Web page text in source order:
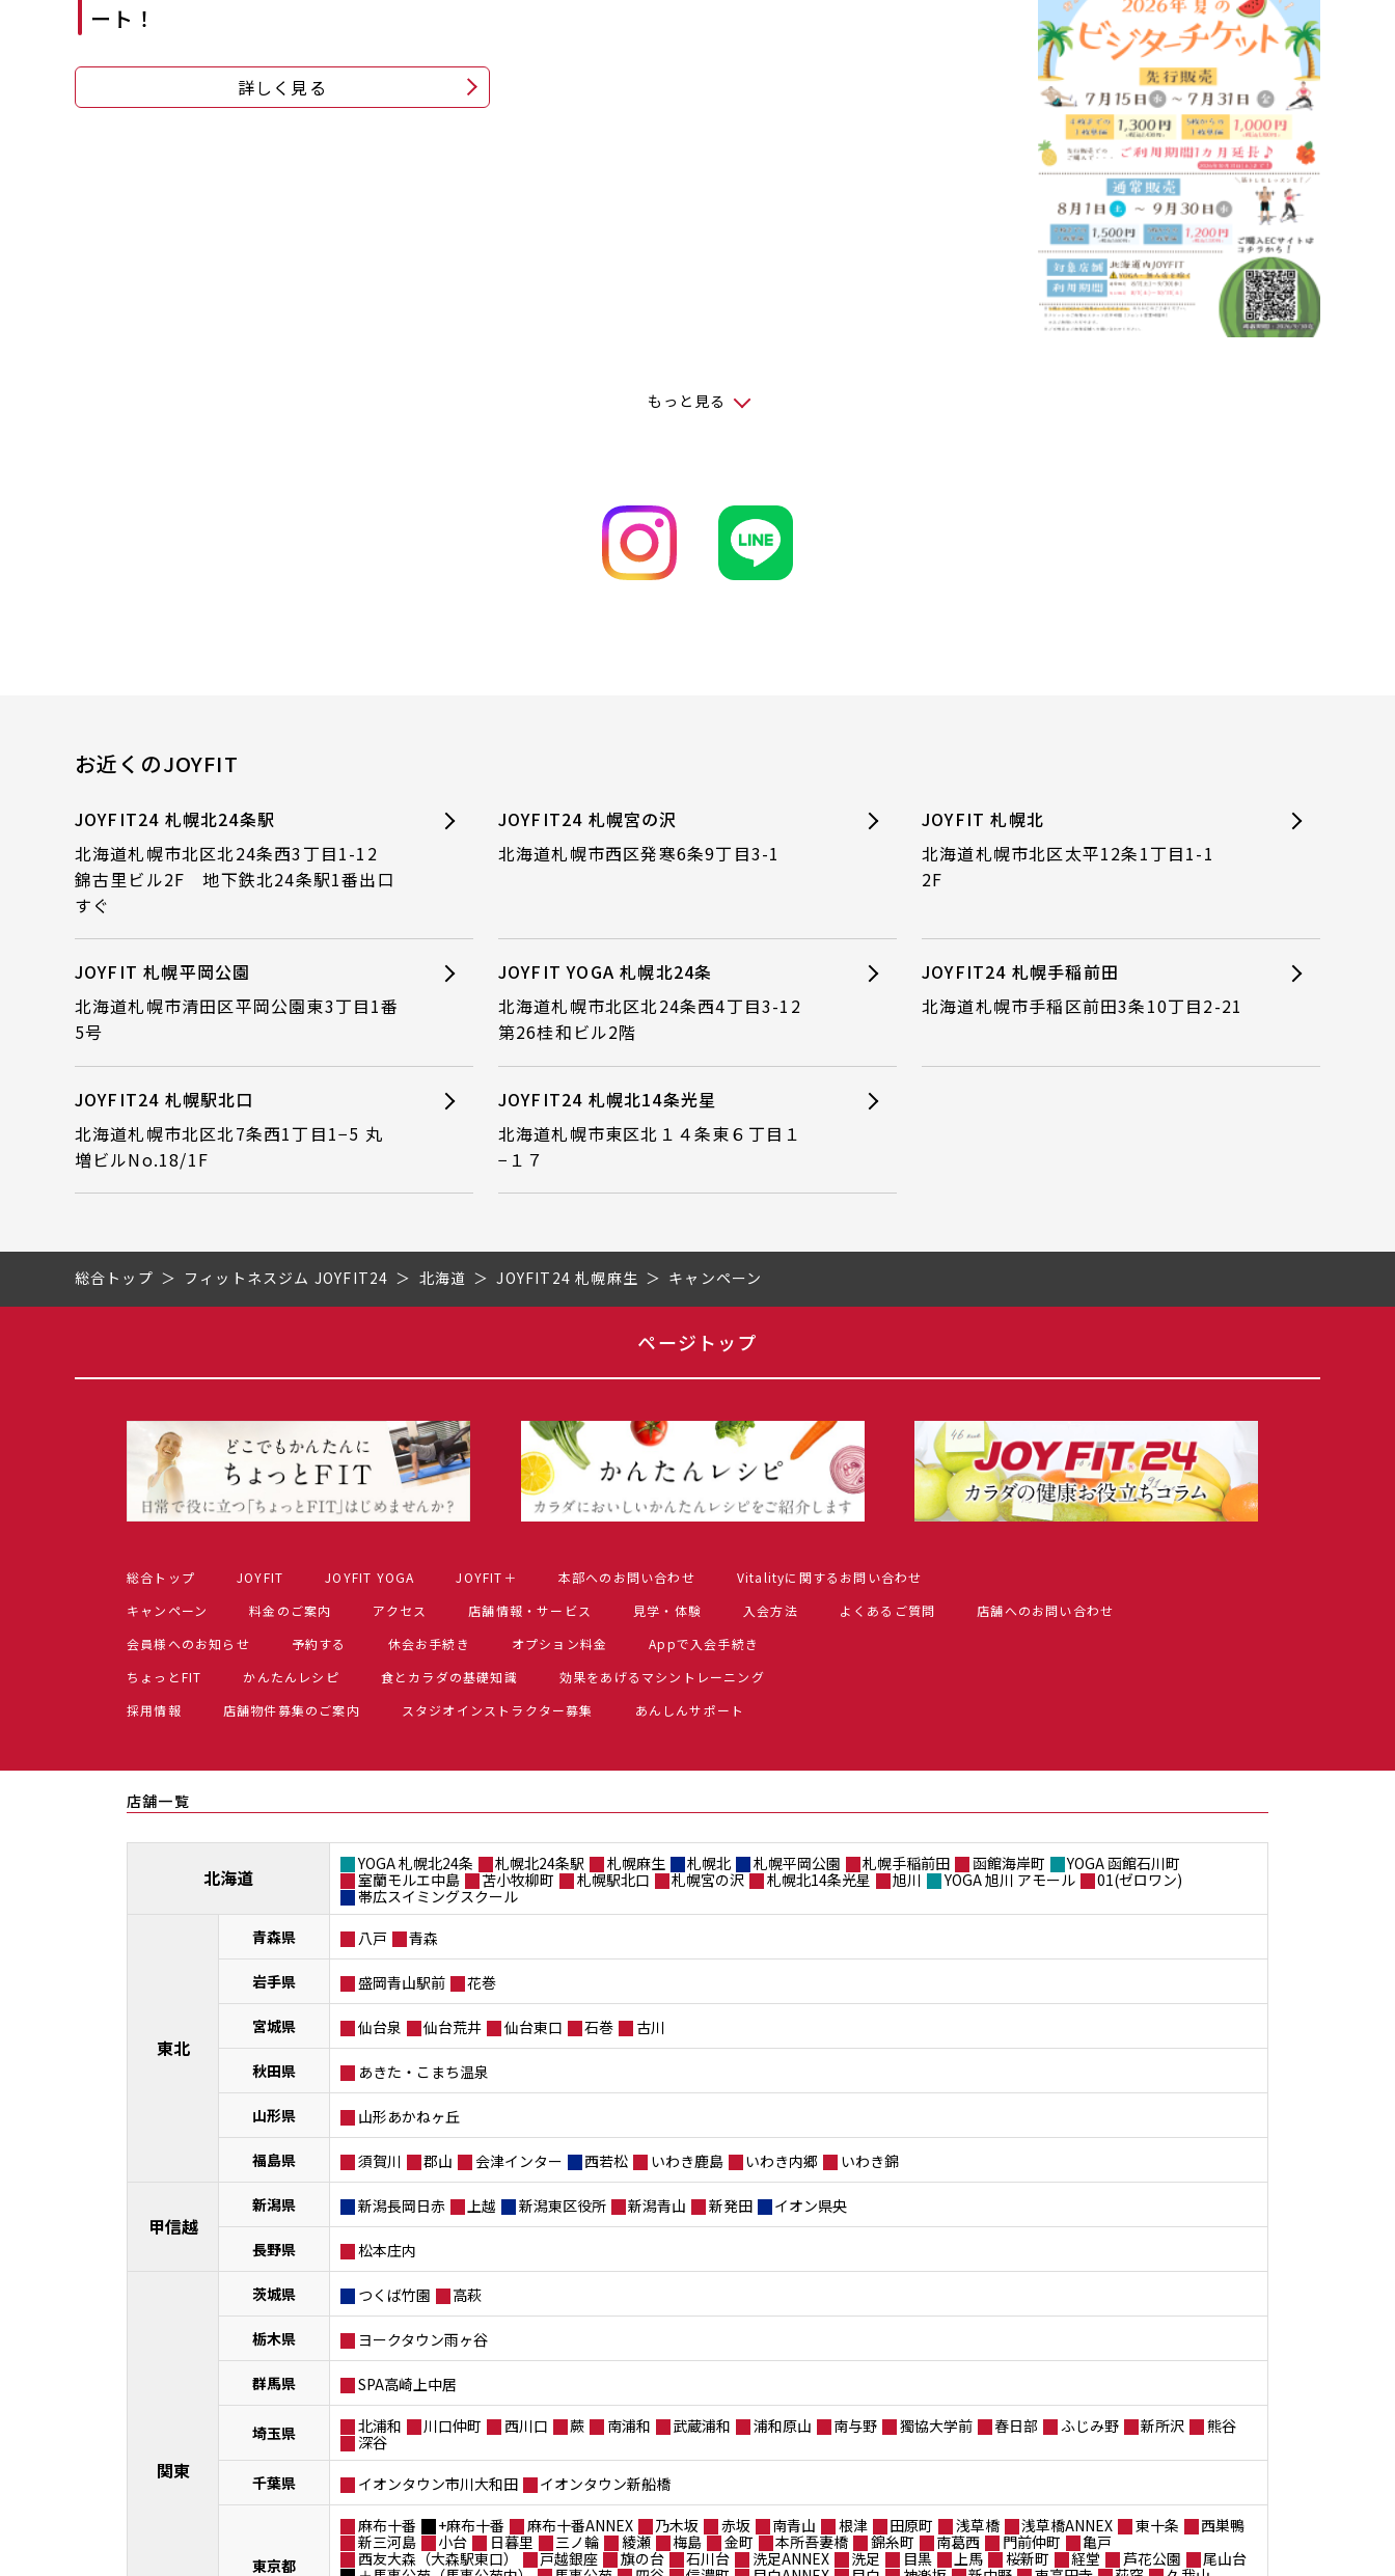
ート！
詳しく見る
もっと見る
お近くのJOYFIT
JOYFIT24 札幌北24条駅
北海道札幌市北区北24条西3丁目1-12
錦古里ビル2F 地下鉄北24条駅1番出口
すぐ
JOYFIT24 札幌宮の沢
北海道札幌市西区発寒6条9丁目3-1
JOYFIT 札幌北
北海道札幌市北区太平12条1丁目1-1
2F
JOYFIT 札幌平岡公園
北海道札幌市清田区平岡公園東3丁目1番
5号
JOYFIT YOGA 札幌北24条
北海道札幌市北区北24条西4丁目3-12
第26桂和ビル2階
JOYFIT24 札幌手稲前田
北海道札幌市手稲区前田3条10丁目2-21
JOYFIT24 札幌駅北口
北海道札幌市北区北7条西1丁目1−5 丸
増ビルNo.18/1F
JOYFIT24 札幌北14条光星
北海道札幌市東区北１４条東６丁目１
−１７
総合トップ フィットネスジム JOYFIT24 北海道 JOYFIT24 札幌麻生 キャンペーン
ページトップ
総合トップ JOYFIT JOYFIT YOGA JOYFIT＋ 本部へのお問い合わせ
Vitalityに関するお問い合わせ
キャンペーン
料金のご案内 アクセス 店舗情報・サービス 見学・体験 入会方法 よくあるご質問
店舗へのお問い合わせ
会員様へのお知らせ
予約する 休会お手続き オプション料金
Appで入会手続き
ちょっとFIT
かんたんレシピ 食とカラダの基礎知識
効果をあげるマシントレーニング
採用情報
店舗物件募集のご案内 スタジオインストラクター募集 あんしんサポート
店舗一覧
北海道
YOGA 札幌北24条 札幌北24条駅 札幌麻生 札幌北 札幌平岡公園 札幌手稲前田 函館海岸町
YOGA 函館石川町
室蘭モルエ中島
苫小牧柳町 札幌駅北口 札幌宮の沢 札幌北14条光星 旭川 YOGA 旭川 アモール
01(ゼロワン)
帯広スイミングスクール
東北
青森県 八戸 青森
岩手県 盛岡青山駅前 花巻
宮城県 仙台泉 仙台荒井 仙台東口 石巻 古川
秋田県 あきた・こまち温泉
山形県 山形あかねヶ丘
福島県 須賀川 郡山 会津インター 西若松 いわき鹿島 いわき内郷 いわき錦
甲信越
新潟県 新潟長岡日赤 上越 新潟東区役所 新潟青山 新発田 イオン県央
長野県 松本庄内
関東
茨城県 つくば竹園 高萩
栃木県 ヨークタウン雨ヶ谷
群馬県 SPA高崎上中居
埼玉県 北浦和 川口仲町 西川口 蕨 南浦和 武蔵浦和 浦和原山 南与野 獨協大学前 春日部 ふじみ野 新所沢
熊谷
深谷
千葉県
イオンタウン市川大和田 イオンタウン新船橋
東京都
麻布十番 +麻布十番 麻布十番ANNEX 乃木坂 赤坂 南青山 根津 田原町 浅草橋 浅草橋ANNEX 東十条
西巣鴨
新三河島
小台 日暮里 三ノ輪 綾瀬 梅島 金町 本所吾妻橋 錦糸町 南葛西 門前仲町
亀戸
西友大森（大森駅東口）
戸越銀座 旗の台 石川台 洗足ANNEX 洗足 目黒 上馬 桜新町 経堂 芦花公園
尾山台